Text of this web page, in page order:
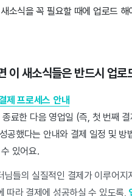
소식을 꼭 필요할 때에 업로드
이 새소식들은 반드시 업로
제 프로세스 안내
료한 다음 영업일 (즉, 첫 번째
공했다는 안내와 결제 일정 및 방
있어요.
님들의 실질적인 결제가 이루어
따라 결제에 성공하실 수 있도록,